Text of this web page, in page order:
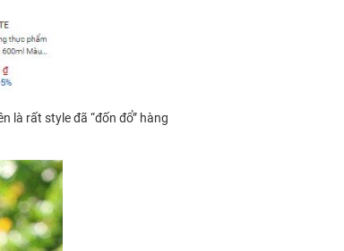
là rất style đã “đốn đổ” hàng